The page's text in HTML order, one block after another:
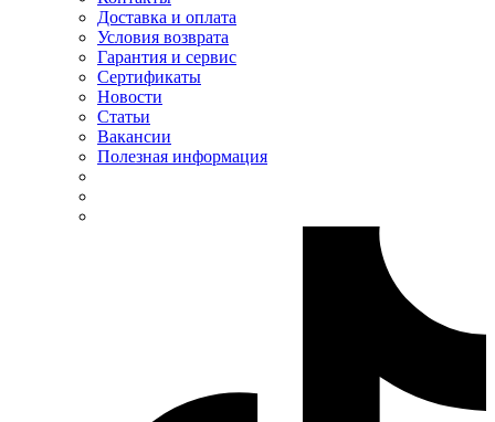
Доставка и оплата
Условия возврата
Гарантия и сервис
Сертификаты
Новости
Статьи
Вакансии
Полезная информация